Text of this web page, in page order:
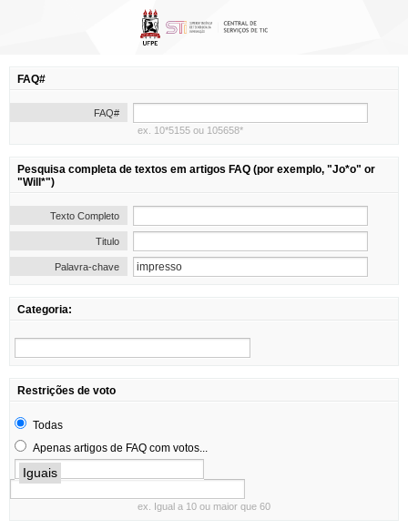
FAQ#
FAQ#
ex. 10*5155 ou 105658*
Pesquisa completa de textos em artigos FAQ (por exemplo, "Jo*o" or
"Will*")
Texto Completo
Titulo
Palavra-chave
Categoria:
Restrições de voto
Todas
Apenas artigos de FAQ com votos...
Iguais
ex. Igual a 10 ou maior que 60